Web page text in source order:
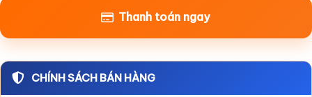
Thanh toán ngay
CHÍNH SÁCH BÁN HÀNG